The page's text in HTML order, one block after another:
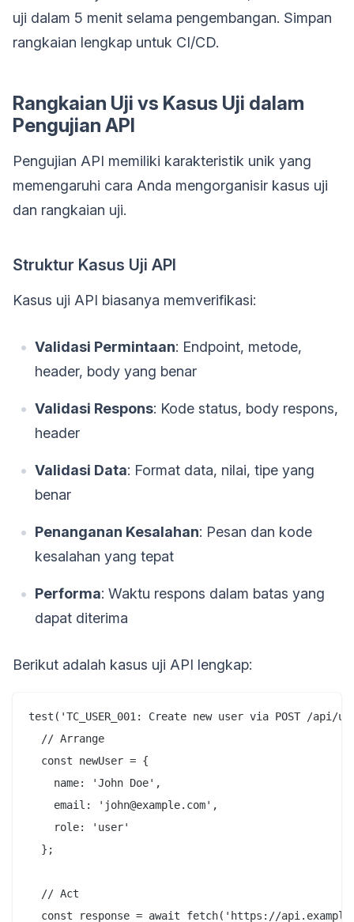
uji dalam 5 menit selama pengembangan. Simpan
rangkaian lengkap untuk CI/CD.
Rangkaian Uji vs Kasus Uji dalam
Pengujian API
Pengujian API memiliki karakteristik unik yang
memengaruhi cara Anda mengorganisir kasus uji
dan rangkaian uji.
Struktur Kasus Uji API
Kasus uji API biasanya memverifikasi:
Validasi Permintaan: Endpoint, metode,
header, body yang benar
Validasi Respons: Kode status, body respons,
header
Validasi Data: Format data, nilai, tipe yang
benar
Penanganan Kesalahan: Pesan dan kode
kesalahan yang tepat
Performa: Waktu respons dalam batas yang
dapat diterima
Berikut adalah kasus uji API lengkap:
test('TC_USER_001: Create new user via POST /
  // Arrange
  const newUser = {
    name: 'John Doe',
    email: 'john@example.com',
    role: 'user'
  };
  // Act
const response = await fetch('https://